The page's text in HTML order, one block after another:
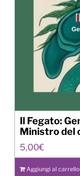
Il Fegato:
Ministro del
5,00€
Aggiungi al carrello